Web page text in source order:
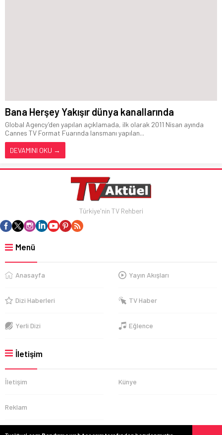
Bana Herşey Yakışır dünya kanallarında
Global Agency’den yapılan açıklamada, ilk olarak 2011 Nisan ayında
Cannes TV Format Fuarında lansmanı yapılan...
DEVAMINI OKU →
Türkiye'nin TV Rehberi
Menü
Anasayfa Yayın Akışları
Dizi Haberleri TV Haber
Yerli Dizi Eğlence
İletişim
İletişim Künye
Reklam